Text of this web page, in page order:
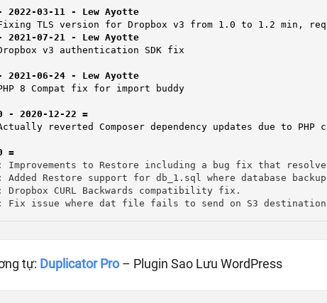
v3 authentication SDK fix
8 Compat fix for import buddy
=
Improvements to Restore including a bug fix that
Added Restore support for db_1.sql where database
Dropbox CURL Backwards compatibility fix.
Fix issue where dat file fails to send on S3
tự: Duplicator Pro– Plugin Sao Lưu WordPress